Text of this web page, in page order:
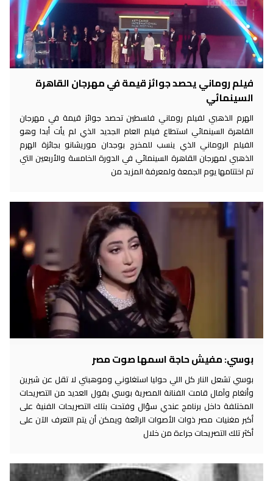
فيلم روماني يحصد جوائز قيمة في مهرجان القاهرة
السينمائي
الهرم الذهبي لفيلم روماني فلسطين تحصد جوائز قيمة في مهرجان
القاهرة السينمائي استطاع فيلم العام الجديد الذي لم يأت أبدا وهو
الفيلم الروماني الذي ينسب للمخرج بوجدان موريشانو بجائزة الهرم
الذهبي لمهرجان القاهرة السينمائي في الدورة الخامسة والأربعين التي
تم اختتامها يوم الجمعة ولمعرفة المزيد من
بوسي: مفيش حاجة اسمها صوت مصر
بوسي تشعل النار كل اللي حوليا استغلوني وموهبتي لا تقل عن شيرين
وأنغام وآمال قامت الفنانة المصرية بوسي بقول العديد من التصريحات
المختلفة داخل برنامج عندي سؤال وفتحت بتلك التصريحات الفنية على
أكبر مغنيات مصر ذوات الأصوات الرائعة ويمكن أن يتم التعرف الآن على
أكثر تلك التصريحات جراءة من خلال